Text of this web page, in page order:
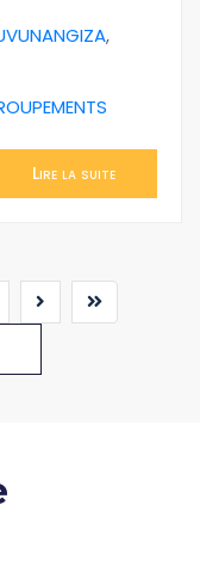
,
Lire la suite